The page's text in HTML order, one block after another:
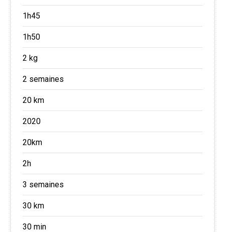
1h45
1h50
2 kg
2 semaines
20 km
2020
20km
2h
3 semaines
30 km
30 min